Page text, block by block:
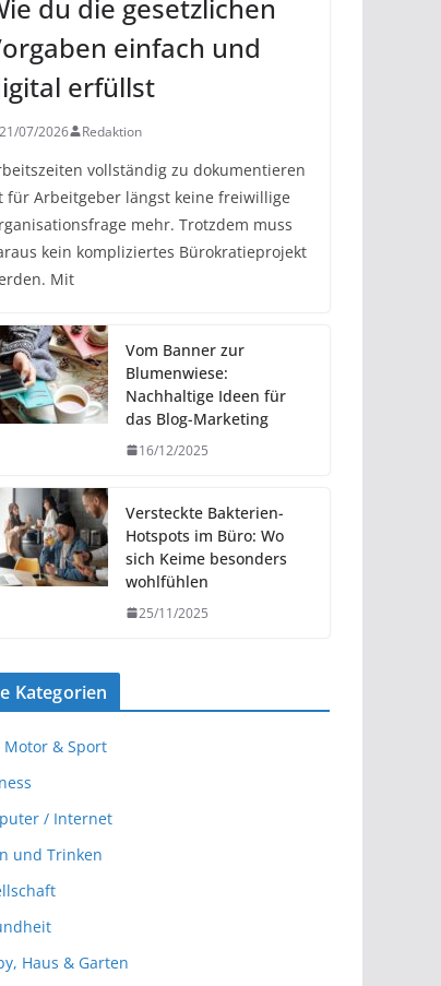
du die gesetzlichen
einfach und
erfüllst
21/07/2026 Redaktion
vollständig zu dokumentieren
für Arbeitgeber längst keine freiwillige
mehr. Trotzdem muss
kein kompliziertes Bürokratieprojekt
Mit
Vom Banner zur
Blumenwiese:
Nachhaltige Ideen für
das Blog-Marketing
16/12/2025
Versteckte Bakterien-
Hotspots im Büro: Wo
sich Keime besonders
wohlfühlen
25/11/2025
Kategorien
Motor & Sport
/ Internet
und Trinken
Haus & Garten